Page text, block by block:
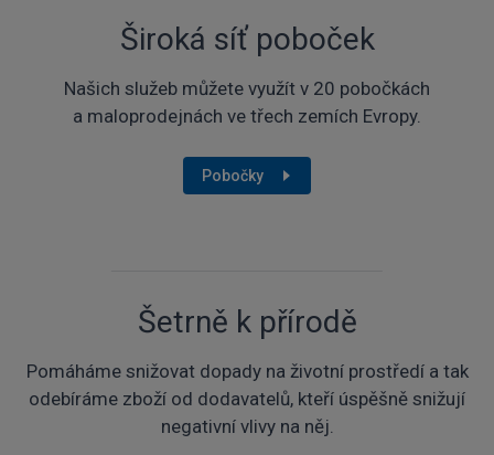
Široká síť poboček
Našich služeb můžete využít v 20 pobočkách
a maloprodejnách ve třech zemích Evropy.
Pobočky
Šetrně k přírodě
Pomáháme snižovat dopady na životní prostředí a tak
odebíráme zboží od dodavatelů, kteří úspěšně snižují
negativní vlivy na něj.